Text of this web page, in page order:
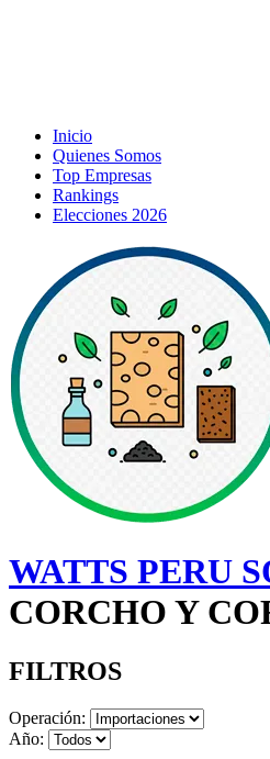
Inicio
Quienes Somos
Top Empresas
Rankings
Elecciones 2026
WATTS PERU
CORCHO Y
FILTROS
Operación:
Año: